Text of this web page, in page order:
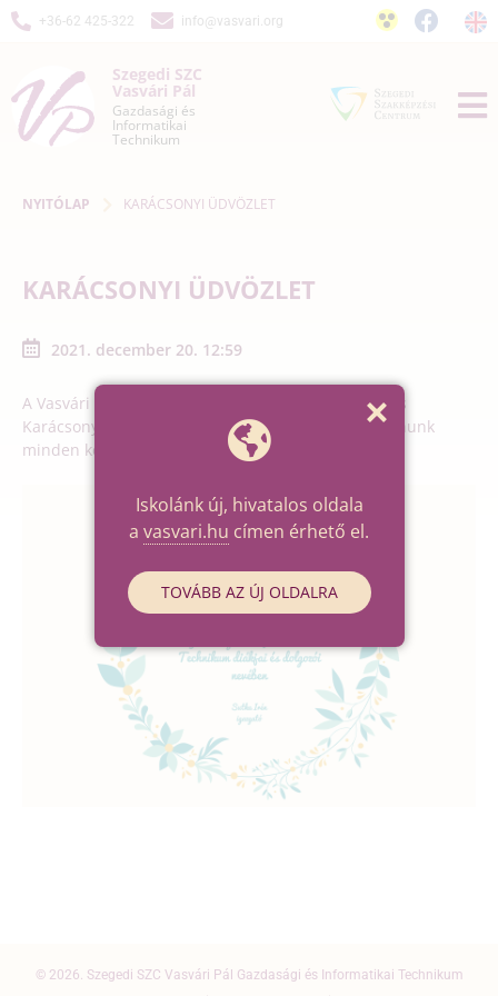
+36-62 425-322 info@vasvari.org
Szegedi SZC
Vasvári Pál
Gazdasági és
Informatikai
Technikum
NYITÓLAP KARÁCSONYI ÜDVÖZLET
KARÁCSONYI ÜDVÖZLET
2021. december 20. 12:59
A Vasvári tanulói és munkatársai nevében Kellemes
Karácsonyi Ünnepeket és Boldog Új Esztendőt kívánunk
minden kedves Látogatónknak és Partnerünknek.
© 2026. Szegedi SZC Vasvári Pál Gazdasági és Informatikai Technikum
Iskolánk új, hivatalos oldala
a vasvari.hu címen érhető el.
TOVÁBB AZ ÚJ OLDALRA